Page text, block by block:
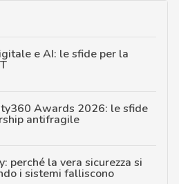
e AI: le sfide per la
Awards 2026: le sfide
antifragile
perché la vera sicurezza si
i sistemi falliscono